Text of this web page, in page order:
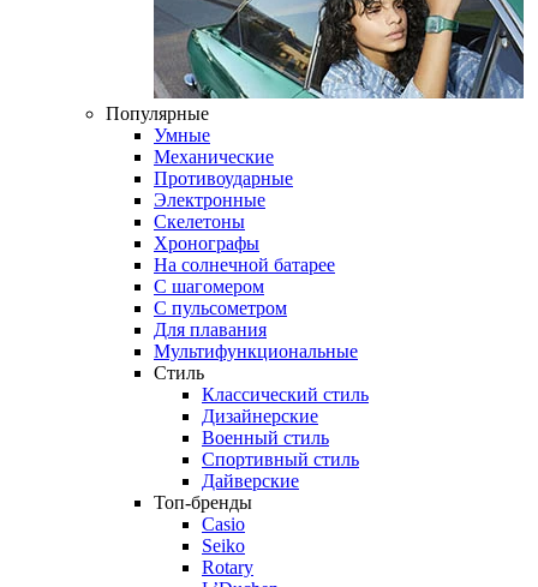
Популярные
Умные
Механические
Противоударные
Электронные
Скелетоны
Хронографы
На солнечной батарее
С шагомером
С пульсометром
Для плавания
Мультифункциональные
Стиль
Классический стиль
Дизайнерские
Военный стиль
Спортивный стиль
Дайверские
Топ-бренды
Casio
Seiko
Rotary